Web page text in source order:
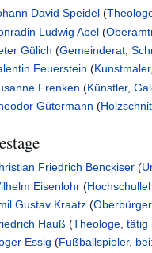
David Speidel (
Ludwig Abel (
Gülich (Gemeinderat ,
Feuerstein (Kunstmaler
Frenken (Künstler,
Gütermann (
Friedrich Benckiser (
Eisenlohr (
Gustav Kraatz (
Hauß (Theologe ,tätig
Essig (Fußballspieler, bei: